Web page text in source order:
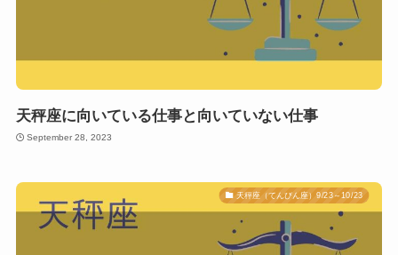
天秤座に向いている仕事と向いていない仕事
September 28, 2023
天秤座（てんびん座）9/23～10/23